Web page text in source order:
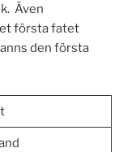
Även
första fatet
den första